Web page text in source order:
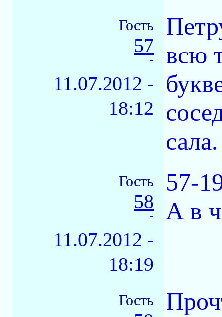
Гость
57
-
11.07.2012 -
18:12
всю
сала.
Гость
58
-
11.07.2012 -
18:19
57-
А в
Гость